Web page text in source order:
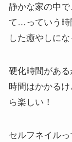
静かな家の中
て…っていう時
した癒やしにな
硬化時間があ
時間はかかる
ら楽しい！
セルフネイル